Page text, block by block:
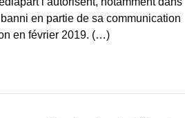
en partie de sa communication
en février 2019. (…)